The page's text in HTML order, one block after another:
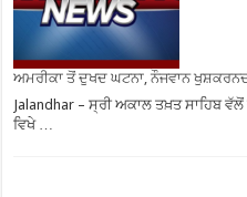
ਅਮਰੀਕਾ ਤੋਂ ਦੁਖਦ ਘਟਨਾ, ਨੌਜਵਾਨ
Jalandhar – ਸ੍ਰੀ ਅਕਾਲ ਤਖ਼ਤ ਸਾਹਿਬ
ਵਿਖੇ …